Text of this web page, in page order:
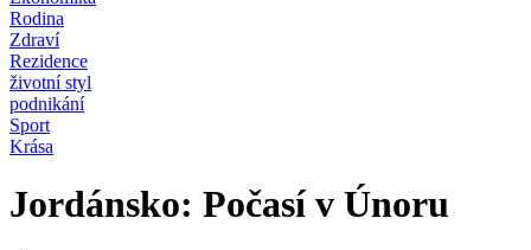
Rodina
Zdraví
Rezidence
životní styl
podnikání
Sport
Krása
Jordánsko: Počasí v Únoru